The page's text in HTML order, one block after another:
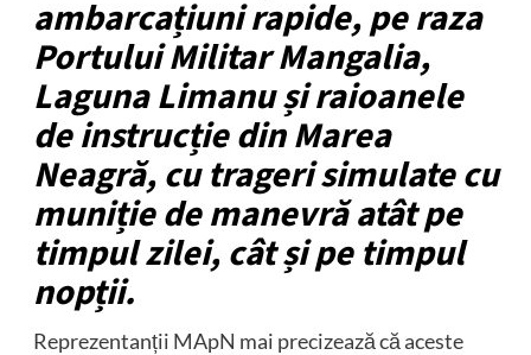
ambarcațiuni rapide, pe raza
Portului Militar Mangalia,
Laguna Limanu și raioanele
de instrucție din Marea
Neagră, cu trageri simulate cu
muniție de manevră atât pe
timpul zilei, cât și pe timpul
nopții.
Reprezentanții MApN mai precizează că aceste